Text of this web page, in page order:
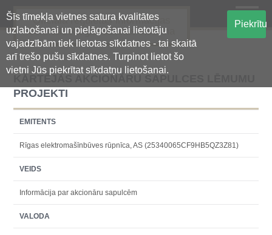
Šīs tīmekļa vietnes satura kvalitātes
uzlabošanai un pielāgošanai lietotāju
vajadzībām tiek lietotas sīkdatnes - tai skaitā
arī trešo pušu sīkdatnes. Turpinot lietot šo
vietni Jūs piekrītat sīkdatņu lietošanai.
Piekrītu
Oficiālā regulētās informācijas
centralizētā glabāšanas sistēma
KĀRTĒJĀS AKCIONĀRU SAPULCES LĒMUMU
PROJEKTI
EMITENTS
Rīgas elektromašīnbūves rūpnīca, AS (25340065CF9HB5QZ3Z81)
VEIDS
Informācija par akcionāru sapulcēm
VALODA